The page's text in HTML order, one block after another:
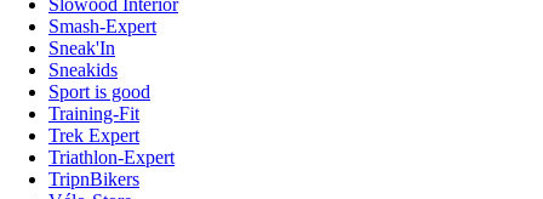
Slowood Interior
Smash-Expert
Sneak'In
Sneakids
Sport is good
Training-Fit
Trek Expert
Triathlon-Expert
TripnBikers